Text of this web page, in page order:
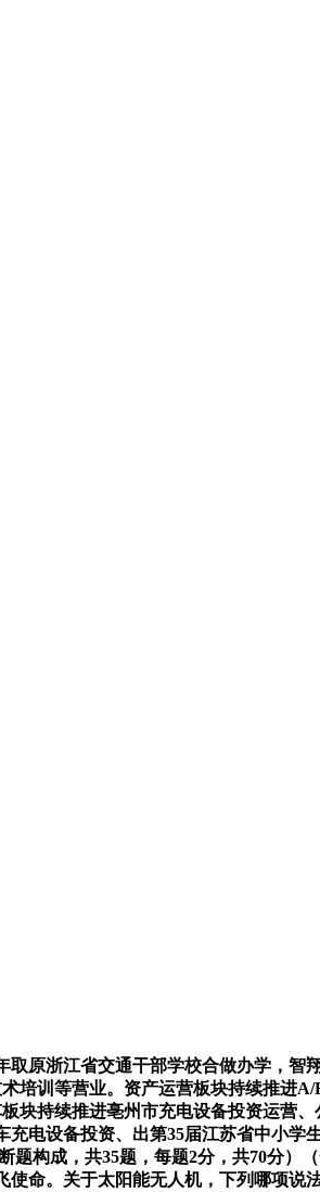
原浙江省交通干部学校合做办学，智
培训等营业。资产运营板块持续推进
持续推进亳州市充电设备投资运营
电设备投资、出第35届江苏省中小学
构成，共35题，每题2分，共70分）
命。关于太阳能无人机，下列哪项